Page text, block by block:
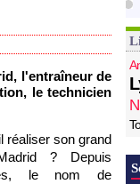
l'entraîneur de
le technicien
réaliser son grand
? Depuis
le nom de